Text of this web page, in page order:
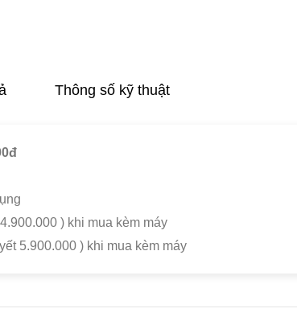
Thông số kỹ thuật
) khi mua kèm máy
5.900.000 ) khi mua kèm máy